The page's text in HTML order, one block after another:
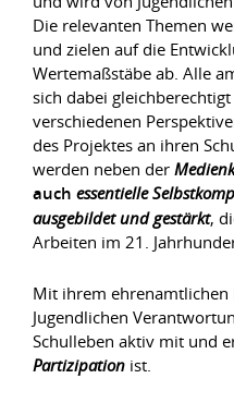
Die relevanten Themen
und zielen auf die
Wertemaßstäbe ab. Alle
sich dabei
verschiedenen
des Projektes an ihren
werden neben der
auch essentielle
ausgebildet und gestärkt,
Arbeiten im 21.
Mit ihrem ehrenamtlichen
Jugendlichen
Schulleben aktiv mit und
Partizipation ist.